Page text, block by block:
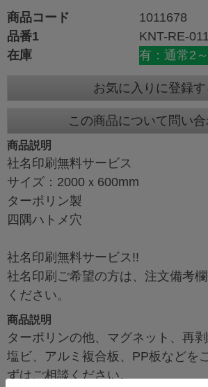
商品コード
1011678
品番1
KNT-RE-011
在庫
有：通常2
お気に入りに登録す
この商品について問い
商品説明
社名印刷無料サービス
サイズ：2000ｘ600mm
ターポリン製
四隅ハトメ穴
社名印刷無料サービス!!
社名印刷ご希望の方は、注文備考
ください。
商品説明
ターポリンの他、マグネット、再剥
塩ビ、アルミ複合板、PP板などを
ずはご相談ください。